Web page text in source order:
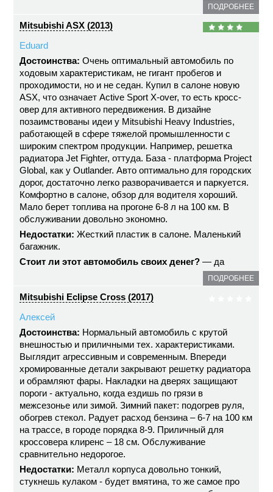
ПОДРОБНЕЕ
Mitsubishi ASX (2013)
Eduard
Достоинства: Очень оптимальный автомобиль по
ходовым характеристикам, не гигант пробегов и
проходимости, но и не седан. Купил в салоне новую
ASX, что означает Active Sport X-over, то есть кросс-
овер для активного передвижения. В дизайне
позаимствованы идеи у Mitsubishi Heavy Industries,
работающей в сфере тяжелой промышленности с
широким спектром продукции. Например, решетка
радиатора Jet Fighter, оттуда. База - платформа Project
Global, как у Outlander. Авто оптимально для городских
дорог, достаточно легко разворачивается и паркуется.
Комфортно в салоне, обзор для водителя хороший.
Мало берет топлива на прогоне 6-8 л на 100 км. В
обслуживании довольно экономно.
Недостатки: Жесткий пластик в салоне. Маленький
багажник.
Стоит ли этот автомобиль своих денег? — да
ПОДРОБНЕЕ
Mitsubishi Eclipse Cross (2017)
Алексей
Достоинства: Нормальный автомобиль с крутой
внешностью и приличными тех. характеристиками.
Выглядит агрессивным и современным. Впереди
хромированные детали закрывают решетку радиатора
и обрамляют фары. Накладки на дверях защищают
пороги - актуально, когда ездишь по грязи в
межсезонье или зимой. Зимний пакет: подогрев руля,
обогрев стекол. Радует расход бензина – 6-7 на 100 км
на трассе, в городе порядка 8-9. Приличный для
кроссовера клиренс – 18 см. Обслуживание
сравнительно недорогое.
Недостатки: Металл корпуса довольно тонкий,
стукнешь кулаком - будет вмятина, то же самое про